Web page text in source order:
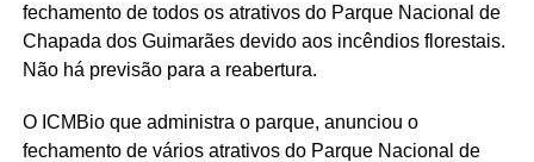
fechamento de todos os atrativos do Parque Nacional de
Chapada dos Guimarães devido aos incêndios florestais.
Não há previsão para a reabertura.
O ICMBio que administra o parque, anunciou o
fechamento de vários atrativos do Parque Nacional de